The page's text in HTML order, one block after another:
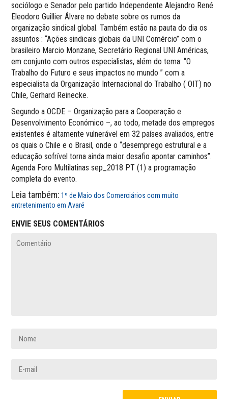
sociólogo e Senador pelo partido Independente Alejandro René
Eleodoro Guillier Álvare no debate sobre os rumos da
organização sindical global. Também estão na pauta do dia os
assuntos : “Ações sindicais globais da UNI Comércio” com o
brasileiro Marcio Monzane, Secretário Regional UNI Américas,
em conjunto com outros especialistas, além do tema: “O
Trabalho do Futuro e seus impactos no mundo ” com a
especialista da Organização Internacional do Trabalho ( OIT) no
Chile, Gerhard Reinecke.
Segundo a OCDE – Organização para a Cooperação e
Desenvolvimento Económico –, ao todo, metade dos empregos
existentes é altamente vulnerável em 32 países avaliados, entre
os quais o Chile e o Brasil, onde o “desemprego estrutural e a
educação sofrível torna ainda maior desafio apontar caminhos”.
Agenda Foro Multilatinas sep_2018 PT (1) a programação
completa do evento.
Leia também: 1º de Maio dos Comerciários com muito
entretenimento em Avaré
ENVIE SEUS COMENTÁRIOS